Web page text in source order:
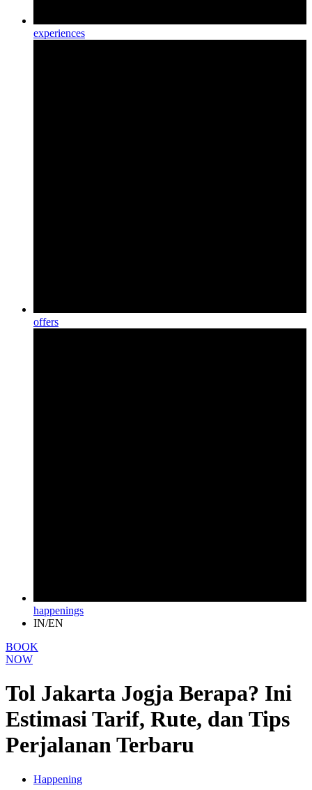
experiences
offers
happenings
IN/EN
BOOK
NOW
Tol Jakarta Jogja Berapa? Ini
Estimasi Tarif, Rute, dan Tips
Perjalanan Terbaru
Happening